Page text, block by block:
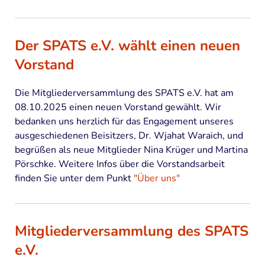
Der SPATS e.V. wählt einen neuen
Vorstand
Die Mitgliederversammlung des SPATS e.V. hat am
08.10.2025 einen neuen Vorstand gewählt. Wir
bedanken uns herzlich für das Engagement unseres
ausgeschiedenen Beisitzers, Dr. Wjahat Waraich, und
begrüßen als neue Mitglieder Nina Krüger und Martina
Pörschke. Weitere Infos über die Vorstandsarbeit
finden Sie unter dem Punkt "Über uns"
Mitgliederversammlung des SPATS
e.V.